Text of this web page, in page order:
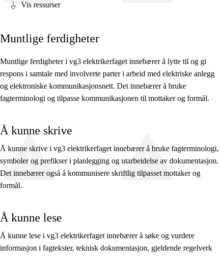
Kjerneelementer
Tverrfaglige temaer
Vis ressurser
Muntlige ferdigheter
Muntlige ferdigheter i vg3 elektrikerfaget innebærer å lytte til og gi
respons i samtale med involverte parter i arbeid med elektriske anlegg
og elektroniske kommunikasjonsnett. Det innebærer å bruke
fagterminologi og tilpasse kommunikasjonen til mottaker og formål.
Å kunne skrive
Å kunne skrive i vg3 elektrikerfaget innebærer å bruke fagterminologi,
symboler og prefikser i planlegging og utarbeidelse av dokumentasjon.
Det innebærer også å kommunisere skriftlig tilpasset mottaker og
formål.
Å kunne lese
Å kunne lese i vg3 elektrikerfaget innebærer å søke og vurdere
informasjon i fagtekster, teknisk dokumentasjon, gjeldende regelverk